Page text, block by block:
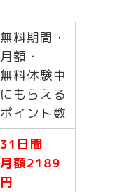
無料期間・
月額・
無料体験中
にもらえる
ポイント数
31日間
月額2189
円